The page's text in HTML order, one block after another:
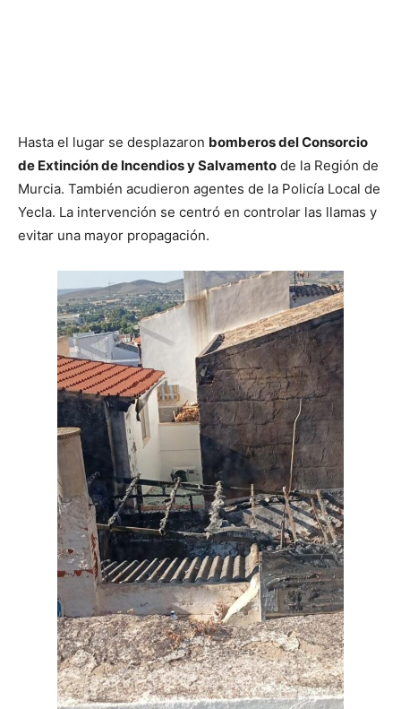
Hasta el lugar se desplazaron bomberos del Consorcio
de Extinción de Incendios y Salvamento de la Región de
Murcia. También acudieron agentes de la Policía Local de
Yecla. La intervención se centró en controlar las llamas y
evitar una mayor propagación.